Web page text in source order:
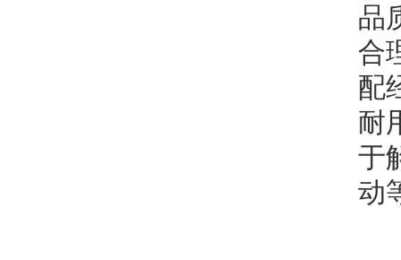
品
合
配
耐
于
动